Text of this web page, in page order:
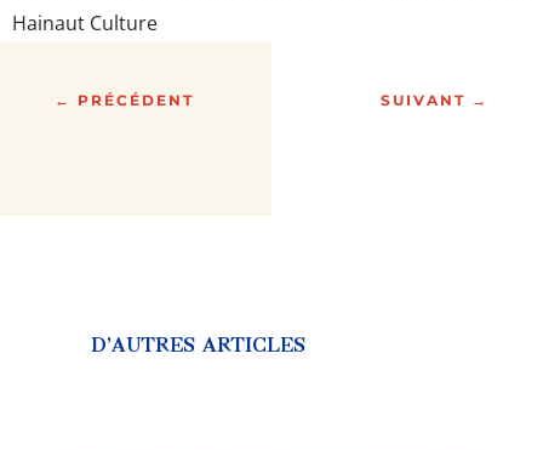
Hainaut Culture
← PRÉCÉDENT SUIVANT →
D’AUTRES ARTICLES